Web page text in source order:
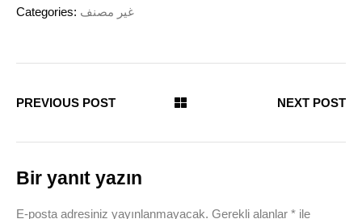
Categories: غير مصنف
PREVIOUS POST NEXT POST
Bir yanıt yazın
E-posta adresiniz yayınlanmayacak. Gerekli alanlar * ile